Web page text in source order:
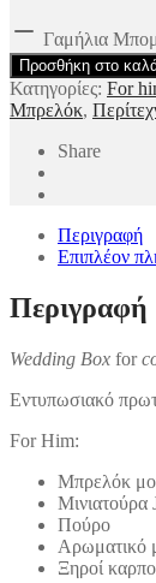
Γαμήλια
Προσθήκη στο
Κατηγορίες: For
Μπρελόκ,
Share
Περιγραφή
Επιπλέον
Περιγραφή
Wedding Box for
Εντυπωσιακό
For Him:
Μπρελόκ
Μινιατούρα
Πούρο
Αρωματικό
Ξηροί